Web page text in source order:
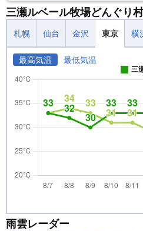
三瀬ルベール牧場どんぐり
札幌 仙台 金沢 東京 横
最高気温 最低気温
三
雨雲レーダー